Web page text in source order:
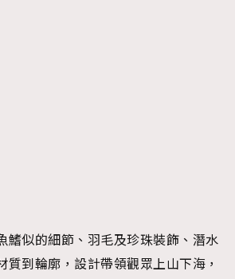
鰭似的細節、羽毛及珍珠裝飾、潛水
質到輪廓，設計帶領觀眾上山下海，